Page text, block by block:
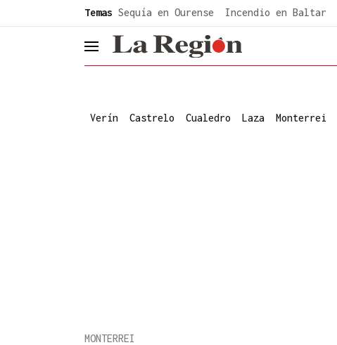
Temas Sequía en Ourense Incendio en Baltar
header.menu.open
Verín Castrelo Cualedro Laza Monterrei
MONTERREI